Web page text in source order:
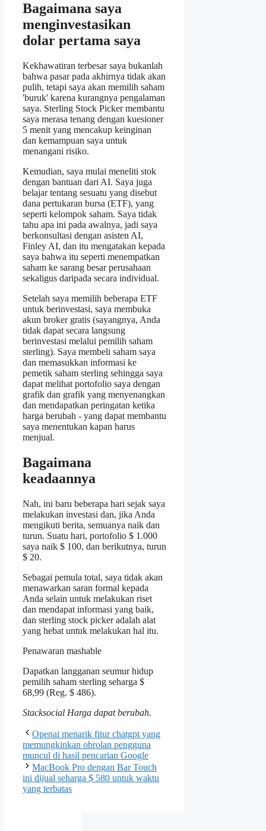
Bagaimana saya
menginvestasikan
dolar pertama saya
Kekhawatiran terbesar saya bukanlah
bahwa pasar pada akhirnya tidak akan
pulih, tetapi saya akan memilih saham
'buruk' karena kurangnya pengalaman
saya. Sterling Stock Picker membantu
saya merasa tenang dengan kuesioner
5 menit yang mencakup keinginan
dan kemampuan saya untuk
menangani risiko.
Kemudian, saya mulai meneliti stok
dengan bantuan dari AI. Saya juga
belajar tentang sesuatu yang disebut
dana pertukaran bursa (ETF), yang
seperti kelompok saham. Saya tidak
tahu apa ini pada awalnya, jadi saya
berkonsultasi dengan asisten AI,
Finley AI, dan itu mengatakan kepada
saya bahwa itu seperti menempatkan
saham ke sarang besar perusahaan
sekaligus daripada secara individual.
Setelah saya memilih beberapa ETF
untuk berinvestasi, saya membuka
akun broker gratis (sayangnya, Anda
tidak dapat secara langsung
berinvestasi melalui pemilih saham
sterling). Saya membeli saham saya
dan memasukkan informasi ke
pemetik saham sterling sehingga saya
dapat melihat portofolio saya dengan
grafik dan grafik yang menyenangkan
dan mendapatkan peringatan ketika
harga berubah - yang dapat membantu
saya menentukan kapan harus
menjual.
Bagaimana
keadaannya
Nah, ini baru beberapa hari sejak saya
melakukan investasi dan, jika Anda
mengikuti berita, semuanya naik dan
turun. Suatu hari, portofolio $ 1.000
saya naik $ 100, dan berikutnya, turun
$ 20.
Sebagai pemula total, saya tidak akan
menawarkan saran formal kepada
Anda selain untuk melakukan riset
dan mendapat informasi yang baik,
dan sterling stock picker adalah alat
yang hebat untuk melakukan hal itu.
Penawaran mashable
Dapatkan langganan seumur hidup
pemilih saham sterling seharga $
68,99 (Reg. $ 486).
Stacksocial Harga dapat berubah.
Openai menarik fitur chatgpt yang
memungkinkan obrolan pengguna
muncul di hasil pencarian Google
MacBook Pro dengan Bar Touch
ini dijual seharga $ 580 untuk waktu
yang terbatas